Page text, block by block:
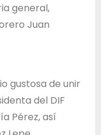
general,
Juan
gustosa de unir
del DIF
Pérez, así